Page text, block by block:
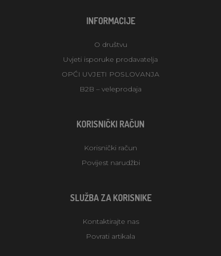
INFORMACIJE
O društvu
Uvjeti isporuke prodavatelja
OPĆI UVJETI POSLOVANJA
B2B – veleprodaja
KORISNIČKI RAČUN
Korisnički račun
Povijest narudžbi
SLUŽBA ZA KORISNIKE
Kontaktirajte nas
Povrati artikala